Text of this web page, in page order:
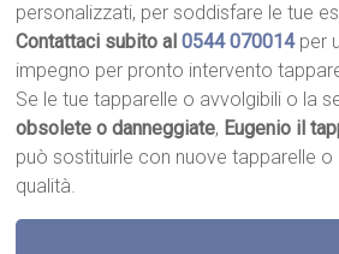
personalizzati, per soddisfare le tue
Contattaci subito al0544 070014 per
impegno per pronto intervento
Se le tue tapparelle o avvolgibili o la
obsolete o danneggiate, Eugenio il
può sostituirle con nuove tapparelle o
qualità.